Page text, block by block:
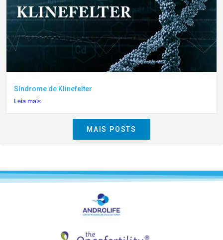
Síndrome de Klinefelter
Leia mais
MAIS POSTS